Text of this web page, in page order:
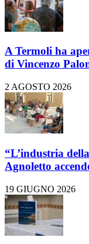
A Termoli ha
di Vincenzo
2 AGOSTO 2026
“L’industria
Agnoletto
19 GIUGNO 2026